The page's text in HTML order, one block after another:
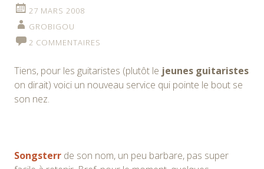
27 MARS 2008
GROBIGOU
2 COMMENTAIRES
Tiens, pour les guitaristes (plutôt le jeunes guitaristes
on dirait) voici un nouveau service qui pointe le bout se
son nez.
Songsterr de son nom, un peu barbare, pas super